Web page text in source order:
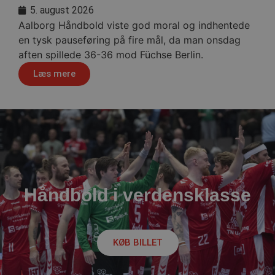
5. august 2026
Aalborg Håndbold viste god moral og indhentede
en tysk pauseføring på fire mål, da man onsdag
aften spillede 36-36 mod Füchse Berlin.
Læs mere
Håndbold i verdensklasse
KØB BILLET
CookieScriptConsent
VISITOR_PRIVACY_METADATA
YouTube
.youtube.com
5
4
Google Privacy Policy